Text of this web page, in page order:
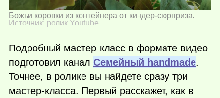
Божьи коровки из контейнера от киндер-сюрприза.
Источник: ролик Youtube
Подробный мастер-класс в формате видео
подготовил канал Семейный handmade.
Точнее, в ролике вы найдете сразу три
мастер-класса. Первый расскажет, как в